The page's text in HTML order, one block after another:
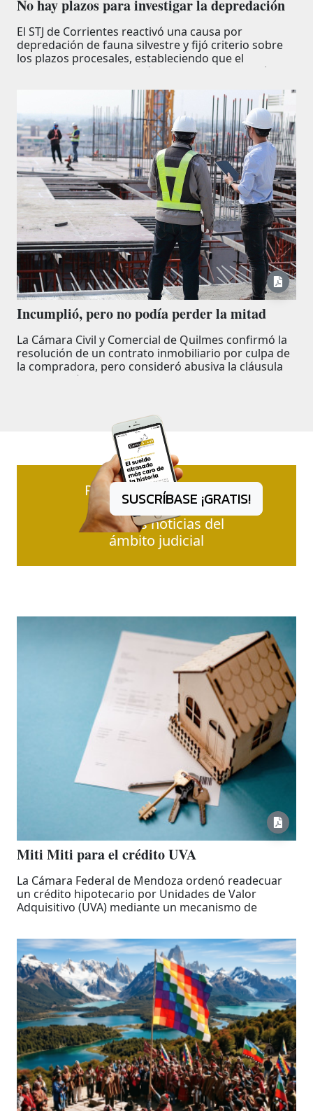
No hay plazos para investigar la depredación
El STJ de Corrientes reactivó una causa por
depredación de fauna silvestre y fijó criterio sobre
los plazos procesales, estableciendo que el
vencimiento del plazo máximo previsto en el Código
Incumplió, pero no podía perder la mitad
La Cámara Civil y Comercial de Quilmes confirmó la
resolución de un contrato inmobiliario por culpa de
la compradora, pero consideró abusiva la cláusula
que permitía a la constructora retener el 50% de lo
SUSCRÍBASE ¡GRATIS!
Reciba diariamente en
su e-mail
todas las noticias del
ámbito judicial
Miti Miti para el crédito UVA
La Cámara Federal de Mendoza ordenó readecuar
un crédito hipotecario por Unidades de Valor
Adquisitivo (UVA) mediante un mecanismo de
CVS.